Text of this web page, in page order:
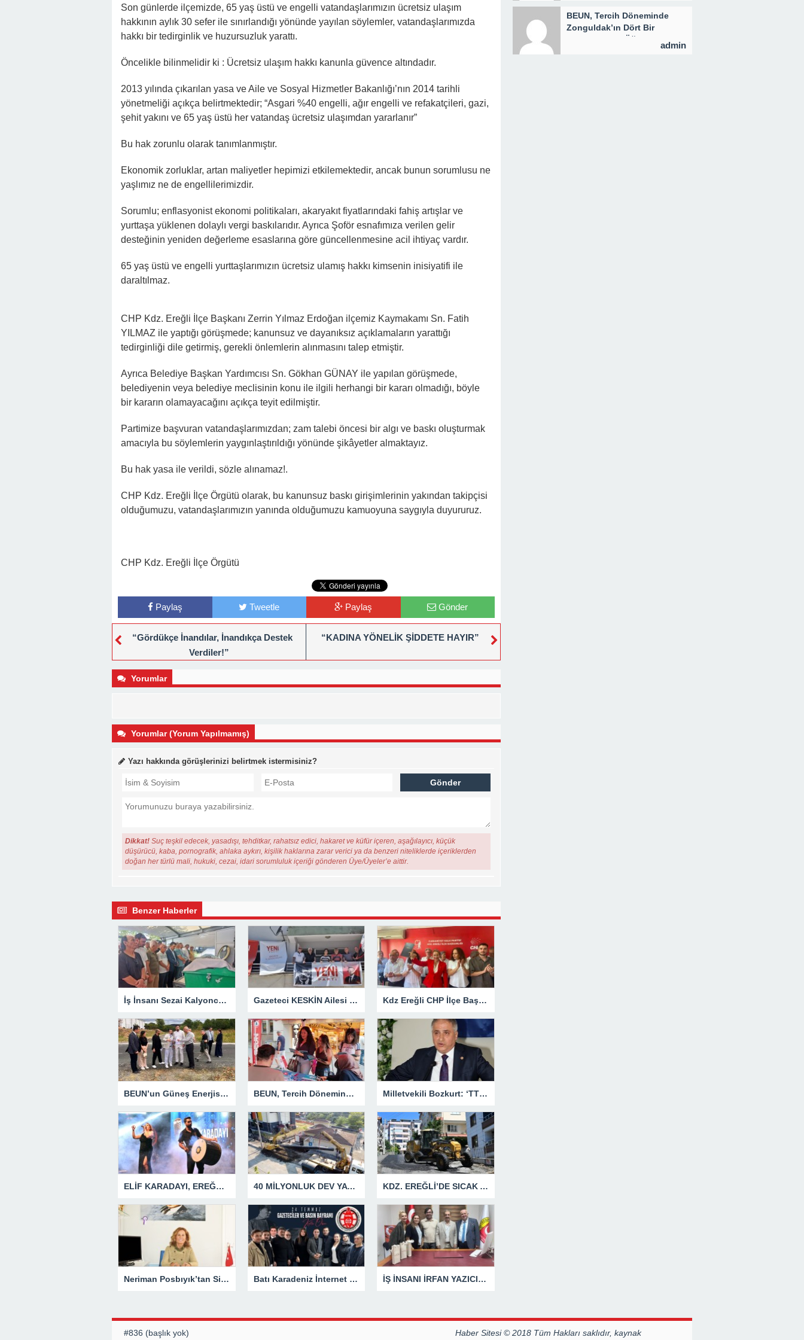
Son günlerde ilçemizde, 65 yaş üstü ve engelli vatandaşlarımızın ücretsiz ulaşım
hakkının aylık 30 sefer ile sınırlandığı yönünde yayılan söylemler, vatandaşlarımızda
hakkı bir tedirginlik ve huzursuzluk yarattı.
Öncelikle bilinmelidir ki : Ücretsiz ulaşım hakkı kanunla güvence altındadır.
2013 yılında çıkarılan yasa ve Aile ve Sosyal Hizmetler Bakanlığı’nın 2014 tarihli
yönetmeliği açıkça belirtmektedir; “Asgari %40 engelli, ağır engelli ve refakatçileri, gazi,
şehit yakını ve 65 yaş üstü her vatandaş ücretsiz ulaşımdan yararlanır”
Bu hak zorunlu olarak tanımlanmıştır.
Ekonomik zorluklar, artan maliyetler hepimizi etkilemektedir, ancak bunun sorumlusu ne
yaşlımız ne de engellilerimizdir.
Sorumlu; enflasyonist ekonomi politikaları, akaryakıt fiyatlarındaki fahiş artışlar ve
yurttaşa yüklenen dolaylı vergi baskılarıdır. Ayrıca Şoför esnafımıza verilen gelir
desteğinin yeniden değerleme esaslarına göre güncellenmesine acil ihtiyaç vardır.
65 yaş üstü ve engelli yurttaşlarımızın ücretsiz ulamış hakkı kimsenin inisiyatifi ile
daraltılmaz.
CHP Kdz. Ereğli İlçe Başkanı Zerrin Yılmaz Erdoğan ilçemiz Kaymakamı Sn. Fatih
YILMAZ ile yaptığı görüşmede; kanunsuz ve dayanıksız açıklamaların yarattığı
tedirginliği dile getirmiş, gerekli önlemlerin alınmasını talep etmiştir.
Ayrıca Belediye Başkan Yardımcısı Sn. Gökhan GÜNAY ile yapılan görüşmede,
belediyenin veya belediye meclisinin konu ile ilgili herhangi bir kararı olmadığı, böyle
bir kararın olamayacağını açıkça teyit edilmiştir.
Partimize başvuran vatandaşlarımızdan; zam talebi öncesi bir algı ve baskı oluşturmak
amacıyla bu söylemlerin yaygınlaştırıldığı yönünde şikâyetler almaktayız.
Bu hak yasa ile verildi, sözle alınamaz!.
CHP Kdz. Ereğli İlçe Örgütü olarak, bu kanunsuz baskı girişimlerinin yakından takipçisi
olduğumuzu, vatandaşlarımızın yanında olduğumuzu kamuoyuna saygıyla duyururuz.
CHP Kdz. Ereğli İlçe Örgütü
Paylaş Tweetle Paylaş Gönder
“Gördükçe İnandılar, İnandıkça Destek
Verdiler!”
“KADINA YÖNELİK ŞİDDETE HAYIR”
Yorumlar
Yorumlar (Yorum Yapılmamış)
Yazı hakkında görüşlerinizi belirtmek istermisiniz?
Dikkat! Suç teşkil edecek, yasadışı, tehditkar, rahatsız edici, hakaret ve küfür içeren, aşağılayıcı, küçük
düşürücü, kaba, pornografik, ahlaka aykırı, kişilik haklarına zarar verici ya da benzeri niteliklerde içeriklerden
doğan her türlü mali, hukuki, cezai, idari sorumluluk içeriği gönderen Üye/Üyeler’e aittir.
Benzer Haberler
İş İnsanı Sezai Kalyoncu’nun Acı Günü Gazeteci KESKİN Ailesi Memleketi Düzce’de Yeni Parti Binasını Ziyaret Etti Kdz Ereğli CHP İlçe Başkanlığından Siyasi Açıklama
BEUN’un Güneş Enerjisi Santrali Projesinde Yer Teslimi Gerçekleştirildi BEUN, Tercih Döneminde Zonguldak’ın Dört Bir Yanında Aday Öğrencilerle Buluşuyor Milletvekili Bozkurt: ‘TTK kesinlikle özelleşmeyecek’
ELİF KARADAYI, EREĞLİLİLERİ COŞTURDU 40 MİLYONLUK DEV YATIRIMDA İLK ETAP TAMAMLANDI KDZ. EREĞLİ’DE SICAK ASFALT ÇALIŞMALARI KESİNTİSİZ SÜRÜYOR
Neriman Posbıyık’tan Siyasi Açıklama Batı Karadeniz İnternet Gazetecileri ve Yazarları Cemiyeti 24 Temmuz Basın Bayramını kutladı. İŞ İNSANI İRFAN YAZICIOĞLU’NDAN GAZETECİLERE ANLAMLI ZİYARET
BEUN, Tercih Döneminde
Zonguldak’ın Dört Bir
Yanında Aday Öğrencilerle
admin
#836 (başlık yok) Haber Sitesi © 2018 Tüm Hakları saklıdır, kaynak